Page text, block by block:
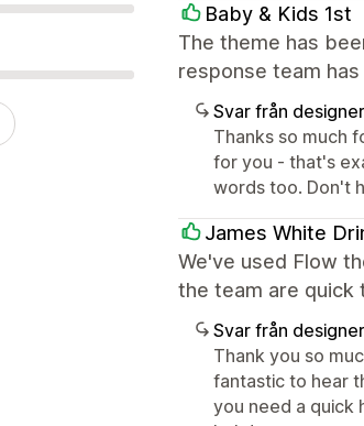
Baby & Kids 1st
The theme has
response team
Svar från designer
Thanks so much
for you - that's
words too. Don't
James White
We've used Flow
the team are quick
Svar från designer
Thank you so
fantastic to hear
you need a quick